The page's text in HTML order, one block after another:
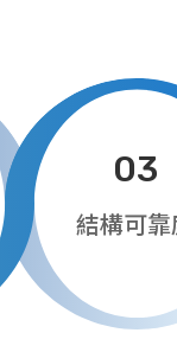
03
結構可靠